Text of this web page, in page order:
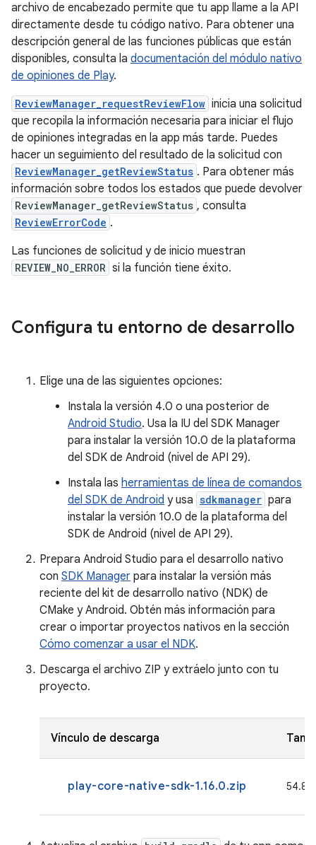
archivo de encabezado permite que tu app llame a la API
directamente desde tu código nativo. Para obtener una
descripción general de las funciones públicas que están
disponibles, consulta la documentación del módulo nativo
de opiniones de Play.
ReviewManager_requestReviewFlow inicia una solicitud
que recopila la información necesaria para iniciar el flujo
de opiniones integradas en la app más tarde. Puedes
hacer un seguimiento del resultado de la solicitud con
ReviewManager_getReviewStatus . Para obtener más
información sobre todos los estados que puede devolver
ReviewManager_getReviewStatus , consulta
ReviewErrorCode .
Las funciones de solicitud y de inicio muestran
REVIEW_NO_ERROR si la función tiene éxito.
Configura tu entorno de desarrollo
Elige una de las siguientes opciones:
Instala la versión 4.0 o una posterior de
Android Studio. Usa la IU del SDK Manager
para instalar la versión 10.0 de la plataforma
del SDK de Android (nivel de API 29).
Instala las herramientas de línea de comandos
del SDK de Android y usa sdkmanager para
instalar la versión 10.0 de la plataforma del
SDK de Android (nivel de API 29).
Prepara Android Studio para el desarrollo nativo
con SDK Manager para instalar la versión más
reciente del kit de desarrollo nativo (NDK) de
CMake y Android. Obtén más información para
crear o importar proyectos nativos en la sección
Cómo comenzar a usar el NDK.
Descarga el archivo ZIP y extráelo junto con tu
proyecto.
Vínculo de descarga
play-core-native-sdk-1.16.0.zip 54.8